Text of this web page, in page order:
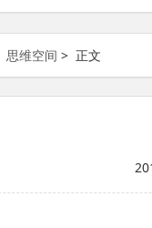
思维空间 > 正文